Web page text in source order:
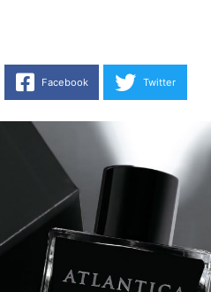
Facebook Twitter